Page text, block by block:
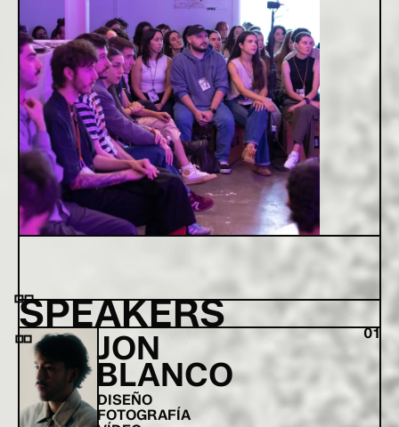
SPEAKERS 01
JON
BLANCO
DISEÑO
FOTOGRAFÍA